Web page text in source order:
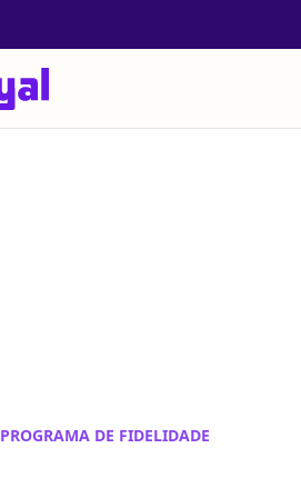
PROGRAMA DE FIDELIDADE